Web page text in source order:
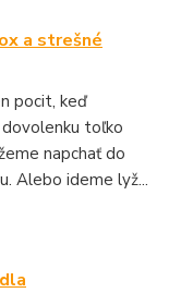
a strešné
pocit, keď
toľko
napchať do
Alebo ideme lyž...